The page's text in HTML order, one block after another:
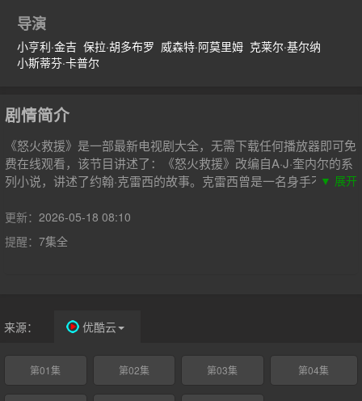
Matías López
艾莉丝·布拉加 保罗·本-维克托 比莉·布勒
导演
小亨利·金吉 保拉·胡多布罗 威森特·阿莫里姆 克莱尔·基尔纳
小斯蒂芬·卡普尔
剧情简介
《怒火救援》是一部最新电视剧大全，无需下载任何播放器即可免
费在线观看，该节目讲述了：《怒火救援》改编自A·J·奎内尔的系
列小说，讲述了约翰·克雷西的故事。克雷西曾是一名身手不凡、
名。如今，他却饱受创伤后应激障碍的折磨。为了克服内心的恐
惧，他踏上了救赎之路。然而，尚未适应新生活的他再次身陷险
境，这一次他必须拼死抗争。
▼ 展开
更新： 2026-05-18 08:10
提醒： 7集全
来源： 优酷云
第01集 第02集 第03集 第04集